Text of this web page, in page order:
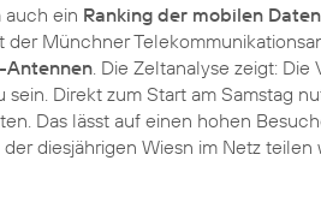
auch ein Ranking der mobilen
der Münchner
Antennen . Die Zeltanalyse zeigt:
Direkt zum Start am Samstag
Das lässt auf einen hohen
diesjährigen Wiesn im Netz teilen